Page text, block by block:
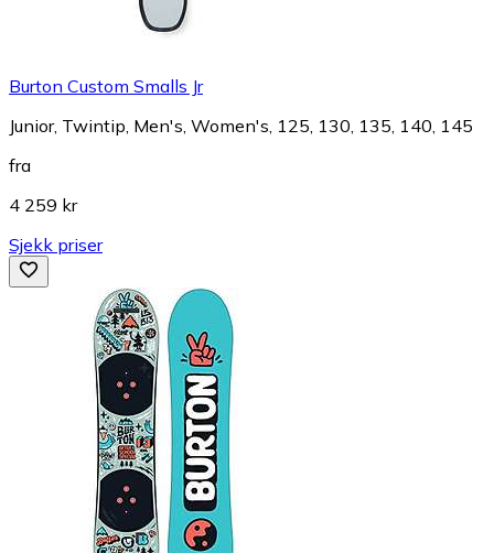
Burton Custom Smalls Jr
Junior, Twintip, Men's, Women's, 125, 130, 135, 140, 145
fra
4 259 kr
Sjekk priser